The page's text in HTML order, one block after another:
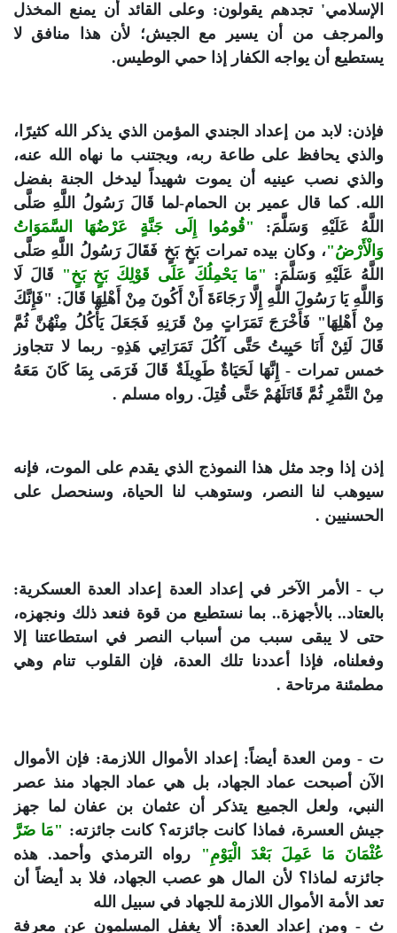
الإسلامي' تجدهم يقولون: وعلى القائد أن يمنع المخذل
والمرجف من أن يسير مع الجيش؛ لأن هذا منافق لا
يستطيع أن يواجه الكفار إذا حمي الوطيس.
فإذن: لابد من إعداد الجندي المؤمن الذي يذكر الله كثيرًا،
والذي يحافظ على طاعة ربه، ويجتنب ما نهاه الله عنه،
والذي نصب عينيه أن يموت شهيداً ليدخل الجنة بفضل
الله. كما قال عمير بن الحمام-لما قَالَ رَسُولُ اللَّهِ صَلَّى
اللَّهُ عَلَيْهِ وَسَلَّمَ:
"قُومُوا إِلَى جَنَّةٍ عَرْضُهَا السَّمَوَاتُ
وَالْأَرْضُ"، وكان بيده تمرات بَخٍ بَخٍ فَقَالَ رَسُولُ اللَّهِ صَلَّى
اللَّهُ عَلَيْهِ وَسَلَّمَ: "مَا يَحْمِلُكَ عَلَى قَوْلِكَ بَخٍ بَخٍ" قَالَ لَا
وَاللَّهِ يَا رَسُولَ اللَّهِ إِلَّا رَجَاءَةَ أَنْ أَكُونَ مِنْ أَهْلِهَا قَالَ: "فَإِنَّكَ
مِنْ أَهْلِهَا" فَأَخْرَجَ تَمَرَاتٍ مِنْ قَرَنِهِ فَجَعَلَ يَأْكُلُ مِنْهُنَّ ثُمَّ
قَالَ لَئِنْ أَنَا حَيِيتُ حَتَّى آكُلَ تَمَرَاتِي هَذِهِ- ربما لا تتجاوز
خمس تمرات - إِنَّهَا لَحَيَاةٌ طَوِيلَةٌ قَالَ فَرَمَى بِمَا كَانَ مَعَهُ
مِنْ التَّمْرِ ثُمَّ قَاتَلَهُمْ حَتَّى قُتِلَ. رواه مسلم .
إذن إذا وجد مثل هذا النموذج الذي يقدم على الموت، فإنه
سيوهب لنا النصر، وستوهب لنا الحياة، وسنحصل على
الحسنيين .
ب - الأمر الآخر في إعداد العدة إعداد العدة العسكرية:
بالعتاد.. بالأجهزة.. بما نستطيع من قوة فنعد ذلك ونجهزه،
حتى لا يبقى سبب من أسباب النصر في استطاعتنا إلا
وفعلناه، فإذا أعددنا تلك العدة، فإن القلوب تنام وهي
مطمئنة مرتاحة .
ت - ومن العدة أيضاً: إعداد الأموال اللازمة: فإن الأموال
الآن أصبحت عماد الجهاد، بل هي عماد الجهاد منذ عصر
النبي، ولعل الجميع يتذكر أن عثمان بن عفان لما جهز
جيش العسرة، فماذا كانت جائزته؟ كانت جائزته: "مَا ضَرَّ
عُثْمَانَ مَا عَمِلَ بَعْدَ الْيَوْمِ"
رواه الترمذي وأحمد. هذه
جائزته لماذا؟ لأن المال هو عصب الجهاد، فلا بد أيضاً أن
تعد الأمة الأموال اللازمة للجهاد في سبيل الله
ث - ومن إعداد العدة: ألا يغفل المسلمون عن معرفة